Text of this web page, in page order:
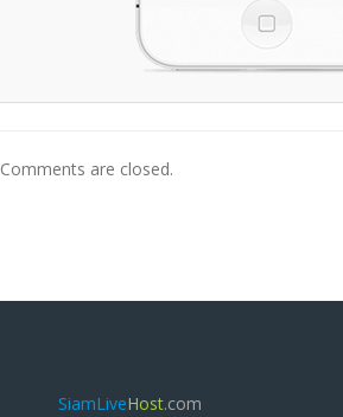
Comments are closed.
SiamLiveHost.com